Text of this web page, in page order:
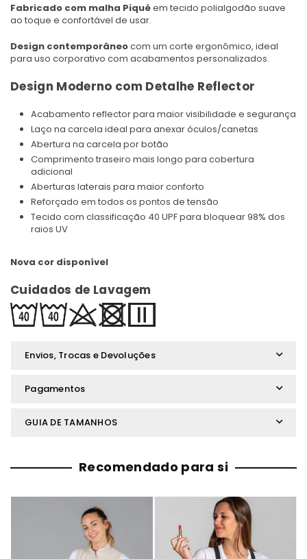
Fabricado com malha Piquéem tecido polialgodão suave
ao toque e confortável de usar.
Design contemporâneocom um corte ergonômico, ideal
para uso corporativo com acabamentos personalizados.
Design Moderno com Detalhe Reflector
Acabamento reflector para maior visibilidade e segurança
Laço na carcela ideal para anexar óculos/canetas
Abertura na carcela por botão
Comprimento traseiro mais longo para cobertura
adicional
Aberturas laterais para maior conforto
Reforçado em todos os pontos de tensão
Tecido com classificação 40 UPF para bloquear 98% dos
raios UV
Nova cor disponível
Cuidados de Lavagem
Envios, Trocas e Devoluções
Pagamentos
GUIA DE TAMANHOS
Recomendado para si